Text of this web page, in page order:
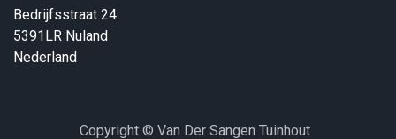
Bedrijfsstraat 24
5391LR Nuland
Nederland
Copyright © Van Der Sangen Tuinhout